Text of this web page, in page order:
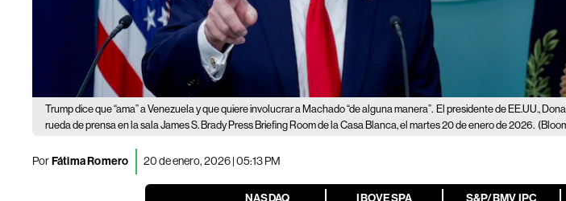
Trump dice que “ama” a Venezuela y que quiere involucrar a Machado “de alguna manera”. El presidente de EE.UU.,
rueda de prensa en la sala James S. Brady Press Briefing Room de la Casa Blanca, el martes 20 de enero de 2026.
PorFátima Romero 20 de enero, 2026 | 05:13 PM
NASDAQ IBOVESPA S&P/BMV IPC